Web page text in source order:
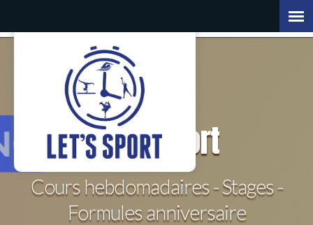
Let'sSport
Cours hebdomadaires - Stages -
Formules anniversaire